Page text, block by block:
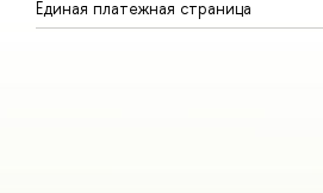
Единая платежная страница